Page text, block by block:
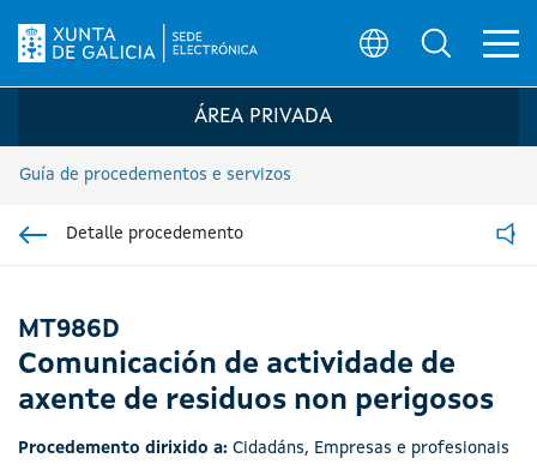
Logo da Sede electrónica da Xunta de
ÁREA PRIVADA
Guía de procedementos e servizos
Detalle procedemento
MT986D
Comunicación de actividade de
axente de residuos non perigosos
Procedemento dirixido a: Cidadáns, Empresas e profesionais